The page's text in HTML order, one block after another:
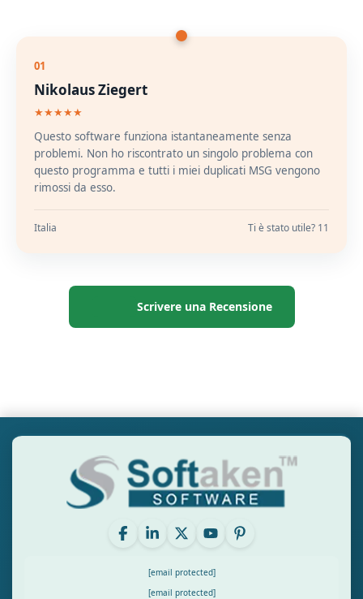
01
Nikolaus Ziegert
★★★★★
Questo software funziona istantaneamente senza
problemi. Non ho riscontrato un singolo problema con
questo programma e tutti i miei duplicati MSG vengono
rimossi da esso.
Italia Ti è stato utile? 11
Scrivere una Recensione
[email protected]
[email protected]